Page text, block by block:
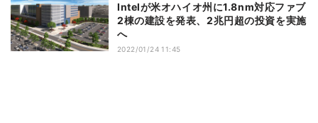
Intelが米オハイオ州に1.8nm対応ファブ
2棟の建設を発表、2兆円超の投資を実施
へ
2022/01/24 11:45